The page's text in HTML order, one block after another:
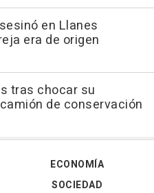
en Llanes
era de origen
tras chocar su
de conservación
ECONOMÍA
SOCIEDAD